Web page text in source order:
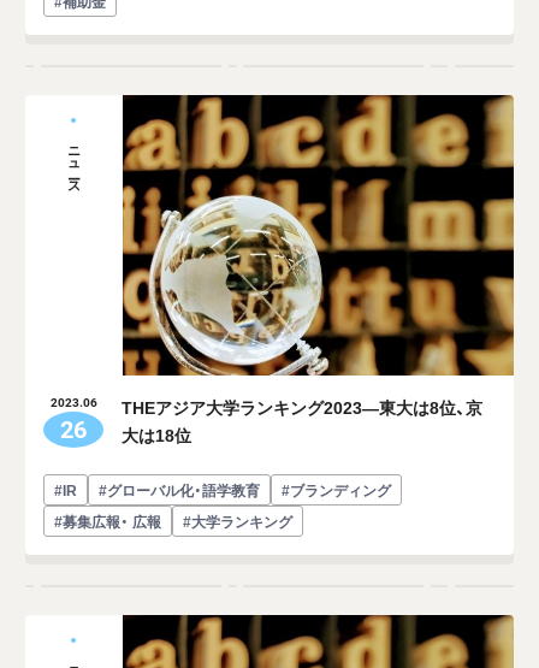
ニュース
2023.06
26
THEアジア大学ランキング2023―東大は8位、京
大は18位
#IR #グローバル化・語学教育
#ブランディング
#募集広報・ 広報
#大学ランキング